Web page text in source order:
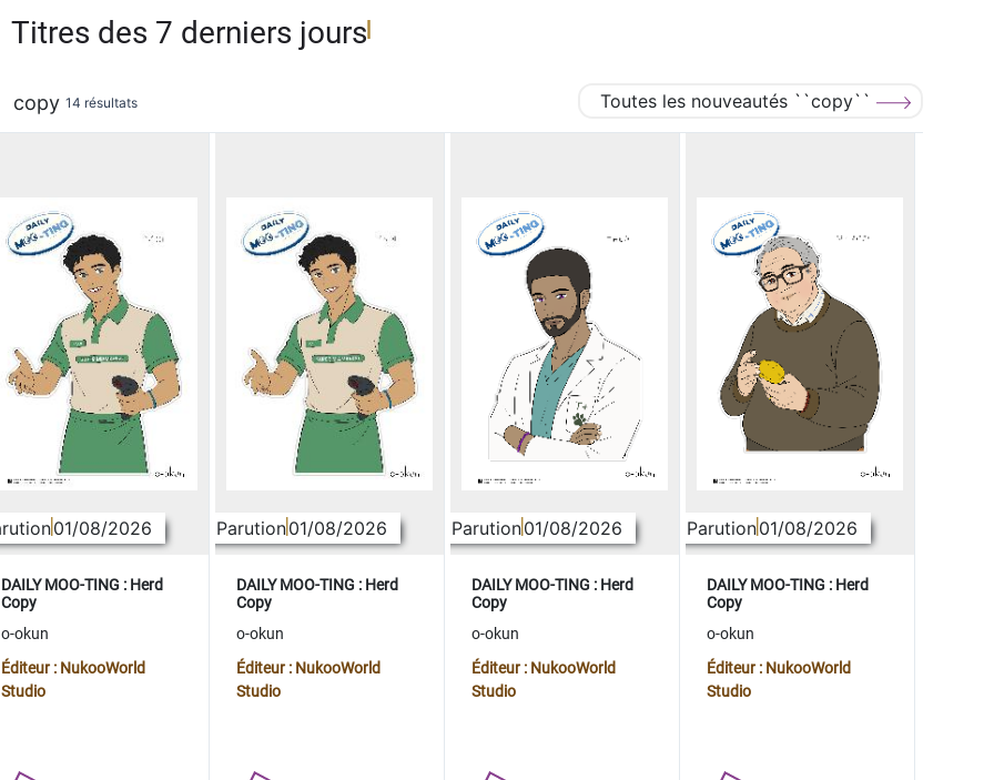
Titres des 7 derniers jours
copy 14 résultats Toutes les nouveautés ``copy``
01/08/2026
DAILY MOO-TING : Herd
Copy
o-okun
Éditeur : NukooWorld
Studio
Parution01/08/2026
DAILY MOO-TING : Herd
Copy
o-okun
Éditeur : NukooWorld
Studio
Parution01/08/2026
DAILY MOO-TING : Herd
Copy
o-okun
Éditeur : NukooWorld
Studio
Parution01/08/2026
DAILY MOO-TING : Herd
Copy
o-okun
Éditeur : NukooWorld
Studio